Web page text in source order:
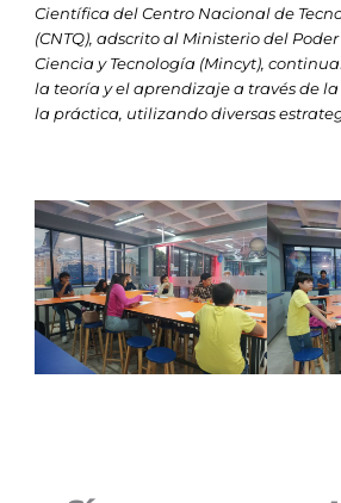
Científica del Centro Nacional de
(CNTQ), adscrito al Ministerio del
Ciencia y Tecnología (Mincyt),
la teoría y el aprendizaje a través de
la práctica, utilizando diversas